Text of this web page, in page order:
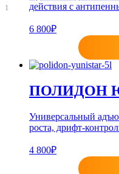
1
действия с
6 800₽
ПОЛИДОН
Универсальный
роста, дрифт-
4 800₽